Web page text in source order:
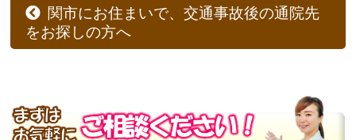
関市にお住まいで、交通事故後の通院先
をお探しの方へ